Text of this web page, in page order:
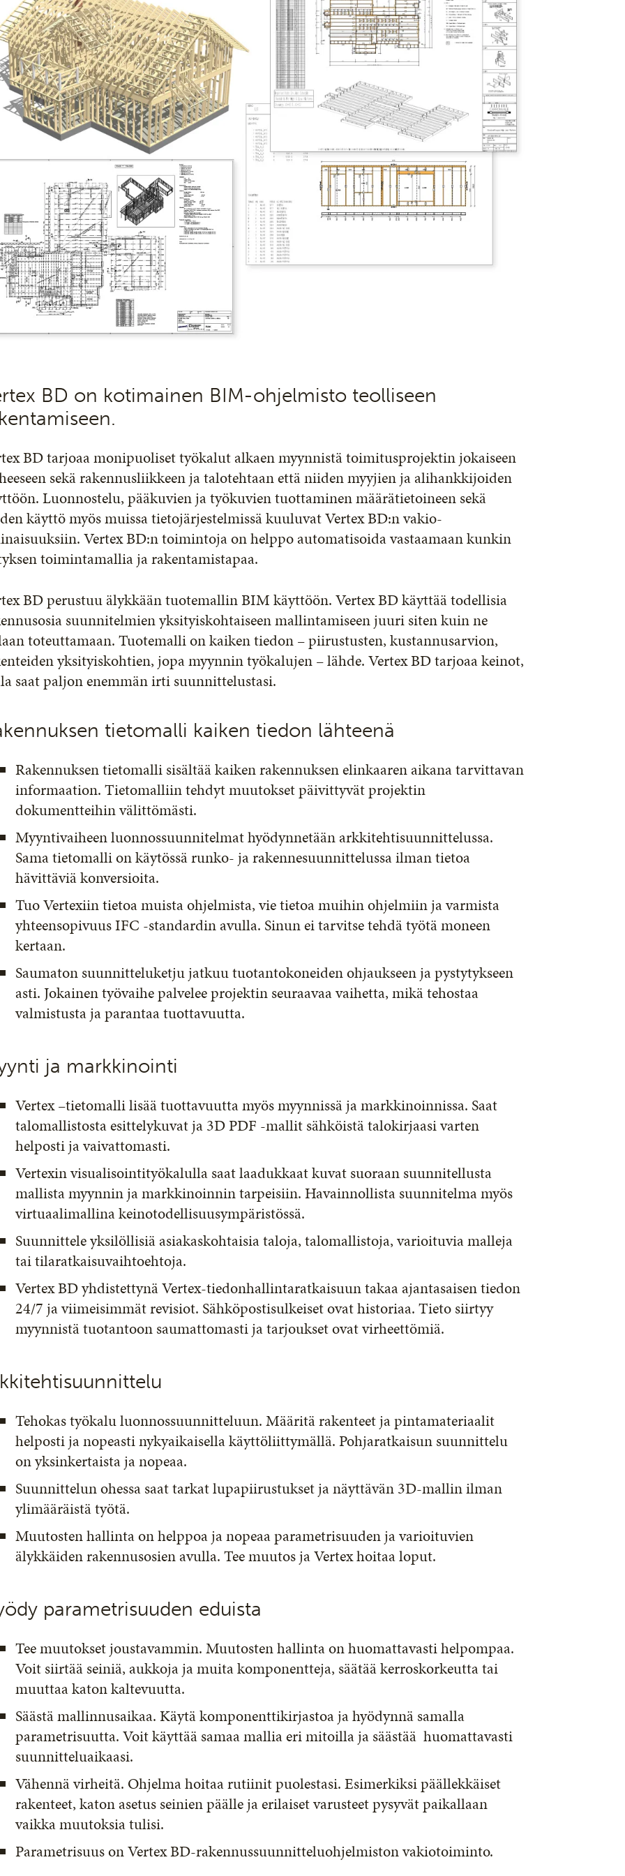
BD on kotimainen BIM-ohjelmisto teolliseen
BD tarjoaa monipuoliset työkalut alkaen myynnistä toimitusprojektin jokaiseen
sekä rakennusliikkeen ja talotehtaan että niiden myyjien ja alihankkijoiden
Luonnostelu, pääkuvien ja työkuvien tuottaminen määrätietoineen sekä
käyttö myös muissa tietojärjestelmissä kuuluvat Vertex BD:n vakio-
Vertex BD:n toimintoja on helppo automatisoida vastaamaan kunkin
toimintamallia ja rakentamistapaa.
BD perustuu älykkään tuotemallin BIM käyttöön. Vertex BD käyttää todellisia
suunnitelmien yksityiskohtaiseen mallintamiseen juuri siten kuin ne
toteuttamaan. Tuotemalli on kaiken tiedon – piirustusten, kustannusarvion,
yksityiskohtien, jopa myynnin työkalujen – lähde. Vertex BD tarjoaa keinot,
saat paljon enemmän irti suunnittelustasi.
tietomalli kaiken tiedon lähteenä
Rakennuksen tietomalli sisältää kaiken rakennuksen elinkaaren aikana tarvittavan
informaation. Tietomalliin tehdyt muutokset päivittyvät projektin
dokumentteihin välittömästi.
Myyntivaiheen luonnossuunnitelmat hyödynnetään arkkitehtisuunnittelussa.
Sama tietomalli on käytössä runko- ja rakennesuunnittelussa ilman tietoa
hävittäviä konversioita.
Tuo Vertexiin tietoa muista ohjelmista, vie tietoa muihin ohjelmiin ja varmista
yhteensopivuus IFC -standardin avulla. Sinun ei tarvitse tehdä työtä moneen
kertaan.
Saumaton suunnitteluketju jatkuu tuotantokoneiden ohjaukseen ja pystytykseen
asti. Jokainen työvaihe palvelee projektin seuraavaa vaihetta, mikä tehostaa
valmistusta ja parantaa tuottavuutta.
ja markkinointi
Vertex –tietomalli lisää tuottavuutta myös myynnissä ja markkinoinnissa. Saat
talomallistosta esittelykuvat ja 3D PDF -mallit sähköistä talokirjaasi varten
helposti ja vaivattomasti.
Vertexin visualisointityökalulla saat laadukkaat kuvat suoraan suunnitellusta
mallista myynnin ja markkinoinnin tarpeisiin. Havainnollista suunnitelma myös
virtuaalimallina keinotodellisuusympäristössä.
Suunnittele yksilöllisiä asiakaskohtaisia taloja, talomallistoja, varioituvia malleja
tai tilaratkaisuvaihtoehtoja.
Vertex BD yhdistettynä Vertex-tiedonhallintaratkaisuun takaa ajantasaisen tiedon
24/7 ja viimeisimmät revisiot. Sähköpostisulkeiset ovat historiaa. Tieto siirtyy
myynnistä tuotantoon saumattomasti ja tarjoukset ovat virheettömiä.
Tehokas työkalu luonnossuunnitteluun. Määritä rakenteet ja pintamateriaalit
helposti ja nopeasti nykyaikaisella käyttöliittymällä. Pohjaratkaisun suunnittelu
on yksinkertaista ja nopeaa.
Suunnittelun ohessa saat tarkat lupapiirustukset ja näyttävän 3D-mallin ilman
ylimääräistä työtä.
Muutosten hallinta on helppoa ja nopeaa parametrisuuden ja varioituvien
älykkäiden rakennusosien avulla. Tee muutos ja Vertex hoitaa loput.
parametrisuuden eduista
Tee muutokset joustavammin. Muutosten hallinta on huomattavasti helpompaa.
Voit siirtää seiniä, aukkoja ja muita komponentteja, säätää kerroskorkeutta tai
muuttaa katon kaltevuutta.
Säästä mallinnusaikaa. Käytä komponenttikirjastoa ja hyödynnä samalla
parametrisuutta. Voit käyttää samaa mallia eri mitoilla ja säästää huomattavasti
suunnitteluaikaasi.
Vähennä virheitä. Ohjelma hoitaa rutiinit puolestasi. Esimerkiksi päällekkäiset
rakenteet, katon asetus seinien päälle ja erilaiset varusteet pysyvät paikallaan
vaikka muutoksia tulisi.
Parametrisuus on Vertex BD-rakennussuunnitteluohjelmiston vakiotoiminto.